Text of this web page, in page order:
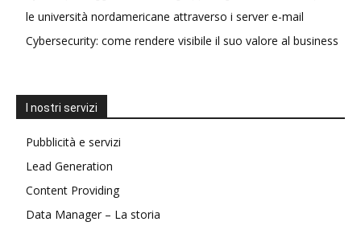
le università nordamericane attraverso i server e-mail
Cybersecurity: come rendere visibile il suo valore al business
I nostri servizi
Pubblicità e servizi
Lead Generation
Content Providing
Data Manager – La storia